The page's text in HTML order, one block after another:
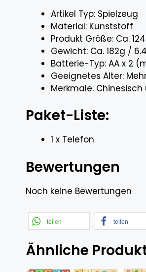
Artikel Typ: Spielzeug
Material: Kunststoff
Produkt Größe: Ca.
Gewicht: Ca. 182g /
Batterie-Typ: AA x 2
Geeignetes Alter:
Merkmale:
Paket-Liste:
1 x Telefon
Bewertungen
Noch keine Bewertungen
teilen teilen
Ähnliche